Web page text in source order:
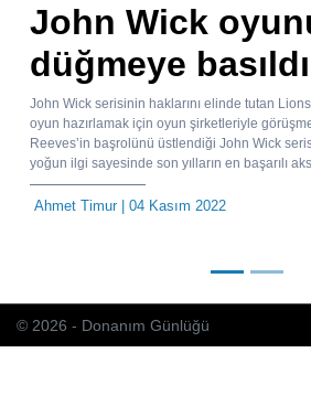
John Wick
düğmeye basıldı
John Wick serisinin haklarını elinde tutan
oyun hazırlamak için oyun şirketleriyle
Reeves’in başrolünü üstlendiği John Wick
yoğun ilgi sayesinde son yılların en başarılı
Ahmet Timur| 04 Kasım 2022
© 2026 - Donanım Günlüğü